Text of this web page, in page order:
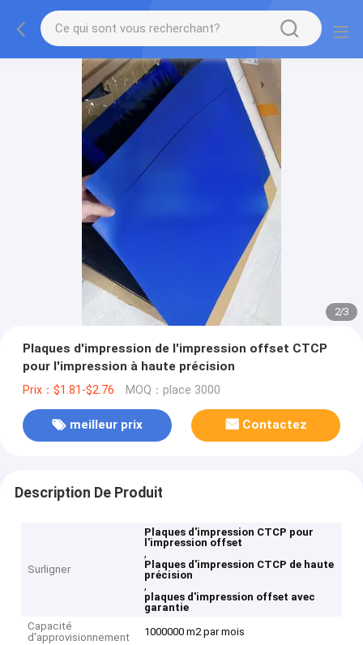
2/3
Plaques d'impression de l'impression offset CTCP
pour l'impression à haute précision
Prix：$1.81-$2.76 MOQ：place 3000
meilleur prix Contactez
Description De Produit
Surligner
Plaques d'impression CTCP pour
l'impression offset
,
Plaques d'impression CTCP de haute
précision
,
plaques d'impression offset avec
garantie
Capacité
d'approvisionnement
1000000 m2 par mois